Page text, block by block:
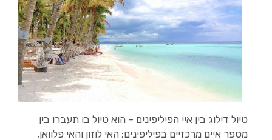
טיול דילוג בין איי הפיליפינים – הוא טיול בו תעברו בין
מספר איים מרכזיים בפיליפינים: האי לוזון והאי פלוואן,